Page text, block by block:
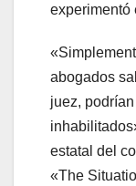
experimentó
abogados
juez,
estatal del
«The